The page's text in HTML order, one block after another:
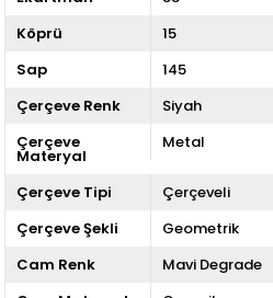
Köprü
15
Sap
145
Çerçeve Renk
Siyah
Çerçeve
Materyal
Metal
Çerçeve Tipi
Çerçeveli
Çerçeve Şekli
Geometrik
Cam Renk
Mavi Degrade